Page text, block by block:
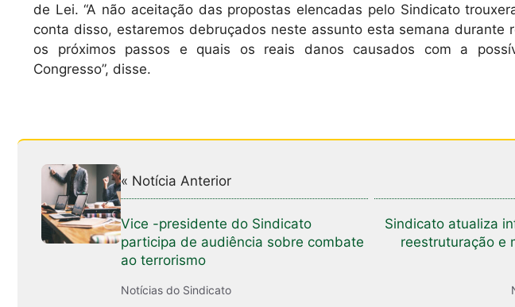
de Lei. “A não aceitação das propostas elencadas pelo Sindicato
conta disso, estaremos debruçados neste assunto esta semana durante
os próximos passos e quais os reais danos causados com a
Congresso”, disse.
« Notícia Anterior
Vice -presidente do Sindicato
participa de audiência sobre combate
ao terrorismo
Notícias do Sindicato
Sindicato atualiza
reestruturação e